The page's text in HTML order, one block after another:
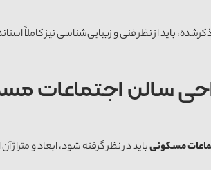
باید از نظر فنی و زیبایی‌شناسی نیز کاملاً
سالن اجتماعات
مسکونیباید در نظر گرفته شود، ابعاد و